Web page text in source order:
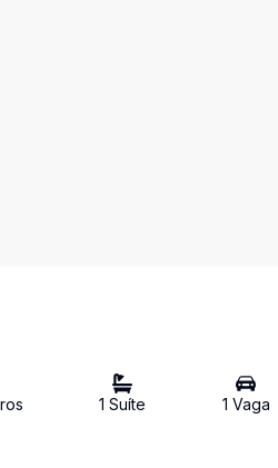
s 1 Suíte 1 Vaga